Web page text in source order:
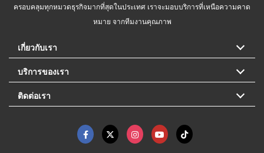
ครอบคลุมทุกหมวดธุรกิจมากที่สุดในประเทศ เราจะมอบบริการที่เหนือความคาด
หมาย จากทีมงานคุณภาพ
เกี่ยวกับเรา
บริการของเรา
ติดต่อเรา